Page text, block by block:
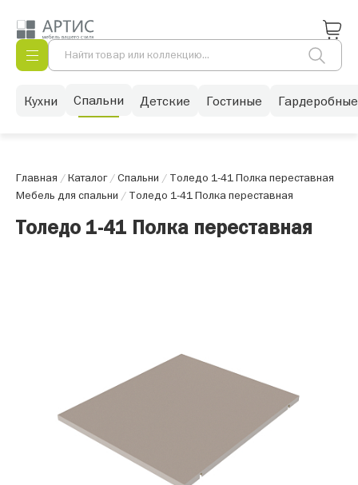
Кухни Спальни Детские Гостиные Гардеробные
Главная /Каталог/Спальни / Толедо 1-41 Полка переставная
Мебель для спальни / Толедо 1-41 Полка переставная
Толедо 1-41 Полка переставная